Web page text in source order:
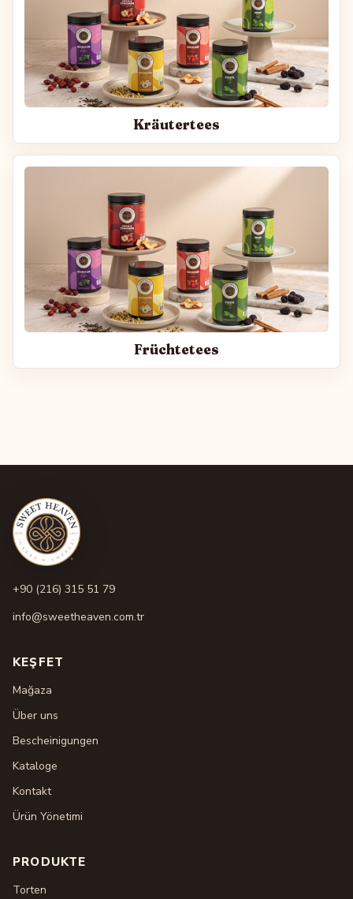
Kräutertees
Früchtetees
+90 (216) 315 51 79
info@sweetheaven.com.tr
KEŞFET
Mağaza
Über uns
Bescheinigungen
Kataloge
Kontakt
Ürün Yönetimi
PRODUKTE
Torten